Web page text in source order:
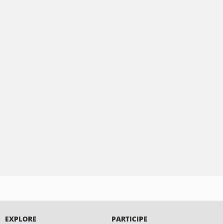
EXPLORE PARTICIPE